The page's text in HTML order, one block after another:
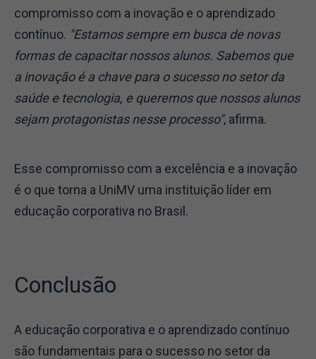
compromisso com a inovação e o aprendizado
contínuo. "Estamos sempre em busca de novas
formas de capacitar nossos alunos. Sabemos que
a inovação é a chave para o sucesso no setor da
saúde e tecnologia, e queremos que nossos alunos
sejam protagonistas nesse processo", afirma.
Esse compromisso com a excelência e a inovação
é o que torna a UniMV uma instituição líder em
educação corporativa no Brasil.
Conclusão
A educação corporativa e o aprendizado contínuo
são fundamentais para o sucesso no setor da